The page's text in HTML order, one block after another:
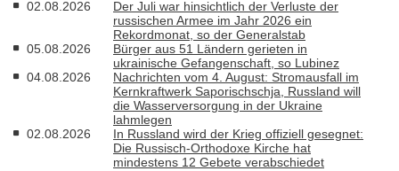
02.08.2026
Der Juli war hinsichtlich der Verluste der
russischen Armee im Jahr 2026 ein
Rekordmonat, so der Generalstab
05.08.2026
Bürger aus 51 Ländern gerieten in
ukrainische Gefangenschaft, so Lubinez
04.08.2026
Nachrichten vom 4. August: Stromausfall im
Kernkraftwerk Saporischschja, Russland will
die Wasserversorgung in der Ukraine
lahmlegen
02.08.2026
In Russland wird der Krieg offiziell gesegnet:
Die Russisch-Orthodoxe Kirche hat
mindestens 12 Gebete verabschiedet